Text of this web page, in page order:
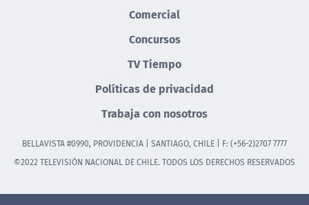
Comercial
Concursos
TV Tiempo
Políticas de privacidad
Trabaja con nosotros
BELLAVISTA #0990, PROVIDENCIA | SANTIAGO, CHILE | F: (+56-2)2707 7777
©2022 TELEVISIÓN NACIONAL DE CHILE. TODOS LOS DERECHOS RESERVADOS